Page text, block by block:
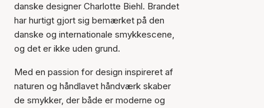
danske designer Charlotte Biehl. Brandet
har hurtigt gjort sig bemærket på den
danske og internationale smykkescene,
og det er ikke uden grund.
Med en passion for design inspireret af
naturen og håndlavet håndværk skaber
de smykker, der både er moderne og